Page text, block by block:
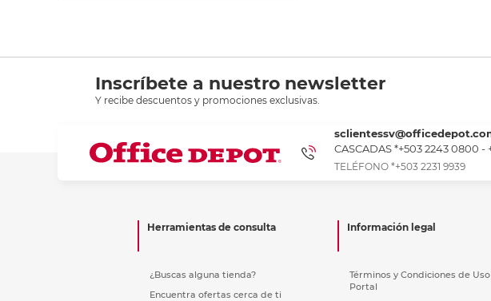
Inscríbete a nuestro newsletter
Y recibe descuentos y promociones exclusivas.
CASCADAS *+503 2243 0800 -
TELÉFONO *+503 2231 9939
Herramientas de consulta
¿Buscas alguna tienda?
Encuentra ofertas cerca de ti
Información legal
Términos y Condiciones de
Portal